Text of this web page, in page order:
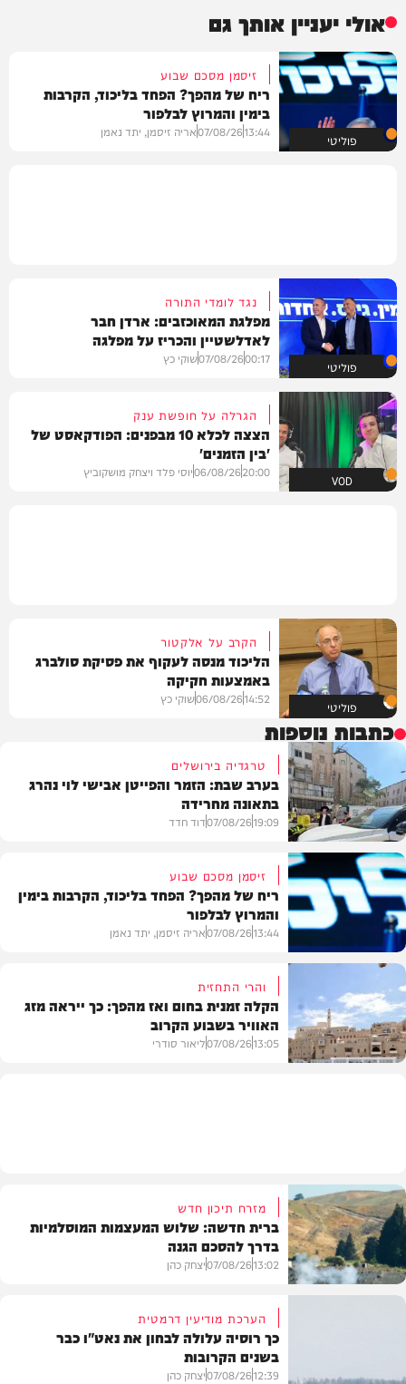
אולי יעניין אותך גם
פוליטי
זיסמן מסכם שבוע
ריח של מהפך? הפחד בליכוד, הקרבות
בימין והמרוץ לבלפור
13:44
07/08/26אריה זיסמן, יתד נאמן
פוליטי
נגד לומדי התורה
מפלגת המאוכזבים: ארדן חבר
לאדלשטיין והכריז על מפלגה
00:17
07/08/26שוקי כץ
VOD
הגרלה על חופשת ענק
הצצה לכלא 10 מבפנים: הפודקאסט של
'בין הזמנים'
20:00
06/08/26יוסי פלד ויצחק מושקוביץ
פוליטי
הקרב על אלקטור
הליכוד מנסה לעקוף את פסיקת סולברג
באמצעות חקיקה
14:52
06/08/26שוקי כץ
כתבות נוספות
בארץ
טרגדיה בירושלים
בערב שבת: הזמר והפייטן אבישי לוי נהרג
בתאונה מחרידה
19:09
07/08/26דוד חדד
פוליטי
זיסמן מסכם שבוע
ריח של מהפך? הפחד בליכוד, הקרבות בימין
והמרוץ לבלפור
13:44
07/08/26אריה זיסמן, יתד נאמן
והרי התחזית
הקלה זמנית בחום ואז מהפך: כך ייראה מזג
האוויר בשבוע הקרוב
13:05
07/08/26ליאור סודרי
מזרח תיכון חדש
ברית חדשה: שלוש המעצמות המוסלמיות
בדרך להסכם הגנה
13:02
07/08/26יצחק כהן
הערכת מודיעין דרמטית
כך רוסיה עלולה לבחון את נאט"ו כבר
בשנים הקרובות
12:39
07/08/26יצחק כהן